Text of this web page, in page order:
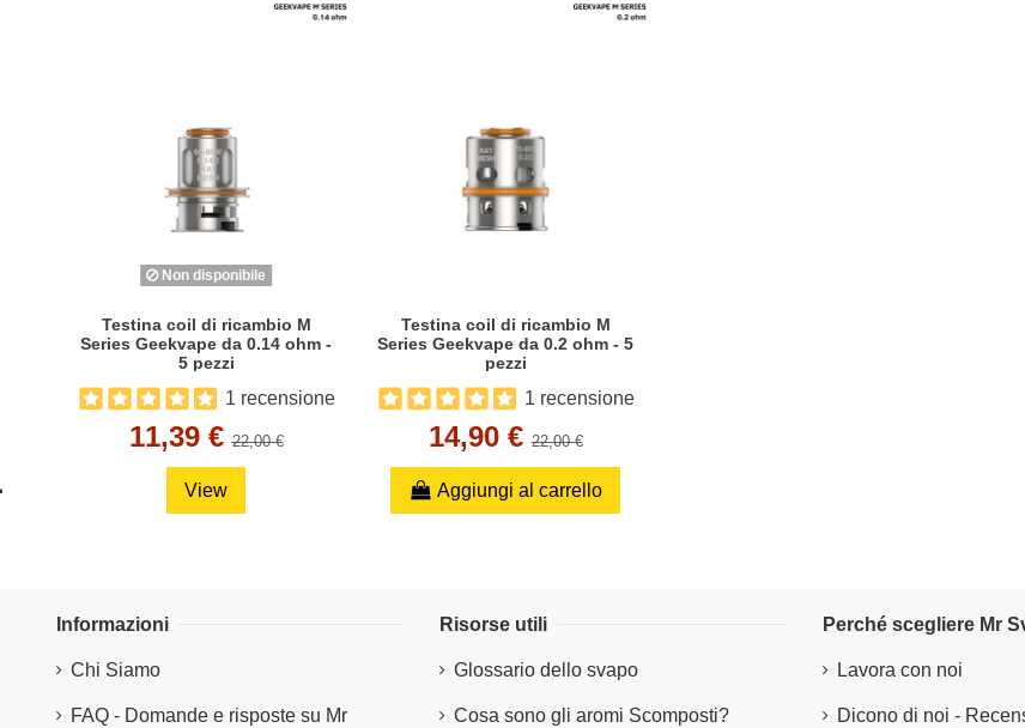
Non disponibile
Testina coil di ricambio M
Series Geekvape da 0.14 ohm -
5 pezzi
1 recensione
11,39 €22,00 €
View
Testina coil di ricambio M
Series Geekvape da 0.2 ohm - 5
pezzi
1 recensione
14,90 €22,00 €
Aggiungi al carrello
Informazioni
Chi Siamo
FAQ - Domande e risposte su Mr
Risorse utili
Glossario dello svapo
Cosa sono gli aromi Scomposti?
Perché scegliere Mr
Lavora con noi
Dicono di noi -